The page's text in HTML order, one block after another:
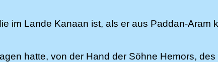
im Lande Kanaan ist, als er aus Paddan-Aram
hatte, von der Hand der Söhne Hemors,